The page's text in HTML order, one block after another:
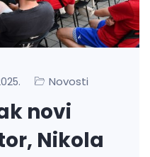
Novosti
novi
Nikola